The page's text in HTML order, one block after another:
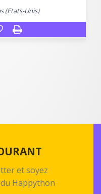
(Etats-Unis)
et soyez
Happython